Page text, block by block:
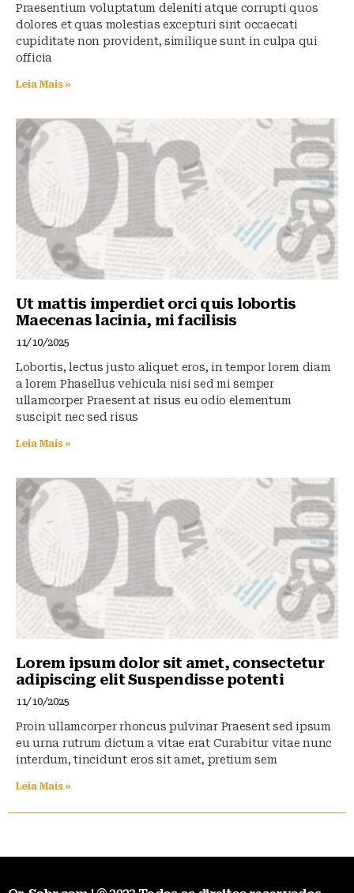
Praesentium voluptatum deleniti atque corrupti quos
dolores et quas molestias excepturi sint occaecati
cupiditate non provident, similique sunt in culpa qui
officia
Leia Mais »
Ut mattis imperdiet orci quis lobortis
Maecenas lacinia, mi facilisis
11/10/2025
Lobortis, lectus justo aliquet eros, in tempor lorem diam
a lorem Phasellus vehicula nisi sed mi semper
ullamcorper Praesent at risus eu odio elementum
suscipit nec sed risus
Leia Mais »
Lorem ipsum dolor sit amet, consectetur
adipiscing elit Suspendisse potenti
11/10/2025
Proin ullamcorper rhoncus pulvinar Praesent sed ipsum
eu urna rutrum dictum a vitae erat Curabitur vitae nunc
interdum, tincidunt eros sit amet, pretium sem
Leia Mais »